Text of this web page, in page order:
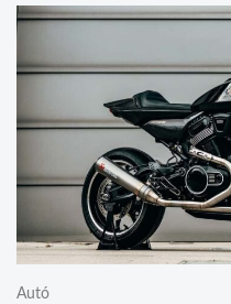
Autó